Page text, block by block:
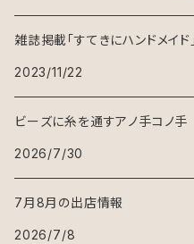
雑誌掲載「すてきにハンドメイド」
2023/11/22
ビーズに糸を通すアノ手コノ手
2026/7/30
7月8月の出店情報
2026/7/8